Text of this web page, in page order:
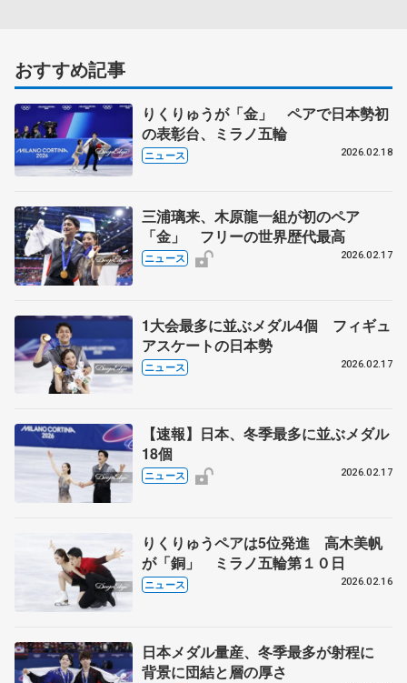
おすすめ記事
りくりゅうが「金」 ペアで日本勢初
の表彰台、ミラノ五輪
ニュース 2026.02.18
三浦璃来、木原龍一組が初のペア
「金」 フリーの世界歴代最高
ニュース 2026.02.17
1大会最多に並ぶメダル4個 フィギュ
アスケートの日本勢
ニュース 2026.02.17
【速報】日本、冬季最多に並ぶメダル
18個
ニュース 2026.02.17
りくりゅうペアは5位発進 高木美帆
が「銅」 ミラノ五輪第１０日
ニュース 2026.02.16
日本メダル量産、冬季最多が射程に
背景に団結と層の厚さ